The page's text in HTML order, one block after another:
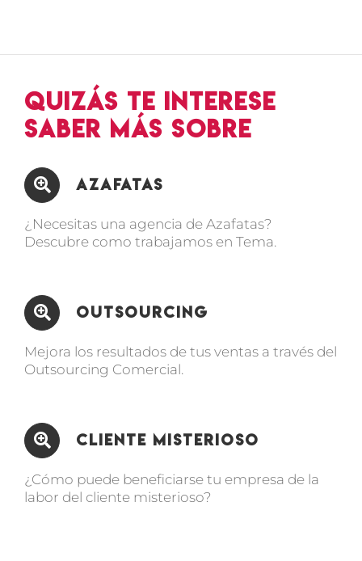
Quizás te interese
saber más sobre
Azafatas
¿Necesitas una agencia de Azafatas?
Descubre como trabajamos en Tema.
Outsourcing
Mejora los resultados de tus ventas a través del
Outsourcing Comercial.
Cliente Misterioso
¿Cómo puede beneficiarse tu empresa de la
labor del cliente misterioso?